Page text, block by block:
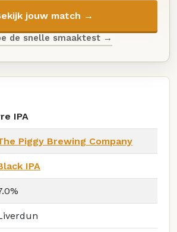
jouw match →
de snelle smaaktest →
IPA
Piggy Brewing Company
IPA